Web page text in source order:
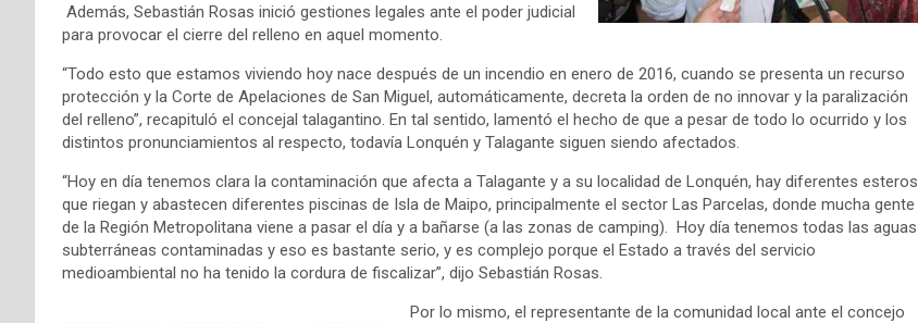
Además, Sebastián Rosas inició gestiones legales ante el poder judicial
para provocar el cierre del relleno en aquel momento.
“Todo esto que estamos viviendo hoy nace después de un incendio en enero de 2016, cuando se presenta un recurso
protección y la Corte de Apelaciones de San Miguel, automáticamente, decreta la orden de no innovar y la paralización
del relleno”, recapituló el concejal talagantino. En tal sentido, lamentó el hecho de que a pesar de todo lo ocurrido y los
distintos pronunciamientos al respecto, todavía Lonquén y Talagante siguen siendo afectados.
“Hoy en día tenemos clara la contaminación que afecta a Talagante y a su localidad de Lonquén, hay diferentes esteros
que riegan y abastecen diferentes piscinas de Isla de Maipo, principalmente el sector Las Parcelas, donde mucha gente
de la Región Metropolitana viene a pasar el día y a bañarse (a las zonas de camping). Hoy día tenemos todas las aguas
subterráneas contaminadas y eso es bastante serio, y es complejo porque el Estado a través del servicio
medioambiental no ha tenido la cordura de fiscalizar”, dijo Sebastián Rosas.
Por lo mismo, el representante de la comunidad local ante el concejo